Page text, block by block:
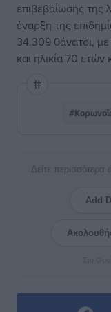
επιβεβαίωσης της
έναρξη της
34.309 θάνατοι,
και ηλικία 70 ετών
Δείτε
Add